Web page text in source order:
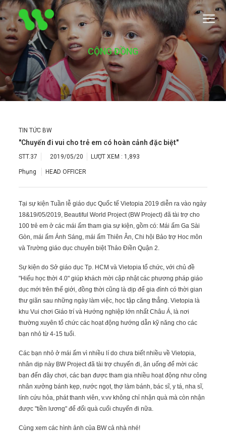
CỘNG ĐỒNG
TIN TỨC BW
"Chuyến đi vui cho trẻ em có hoàn cảnh đặc biệt"
STT.37 2019/05/20 LƯỢT XEM : 1,893
Phụng HEAD OFFICER
Tại sự kiện Tuần lễ giáo dục Quốc tế Vietopia 2019 diễn ra vào ngày
18&19/05/2019, Beautiful World Project (BW Project) đã tài trợ cho
100 trẻ em ở các mái ấm tham gia sự kiện, gồm có: Mái ấm Ga Sài
Gòn, mái ấm Ánh Sáng, mái ấm Thiên Ân, Chi hội Bảo trợ Hoc môn
và Trường giáo dục chuyên biệt Thảo Điền Quận 2.
Sự kiện do Sở giáo dục Tp. HCM và Vietopia tổ chức, với chủ đề
"Hiếu học thời 4.0" giúp khách mời cập nhật các phương pháp giáo
dục mới trên thế giới, đồng thời cũng là dịp để gia đình có thời gian
thư giãn sau những ngày làm việc, học tập căng thẳng.Vietopia là
khu Vui chơi Giáo trí và Hướng nghiệp lớn nhất Châu Á, là nơi
thường xuyên tổ chức các hoạt động hướng dẫn kỹ năng cho các
bạn nhỏ từ 4-15 tuổi.
Các bạn nhỏ ở mái ấm vì nhiều lí do chưa biết nhiều về Vietopia,
nhân dịp này BW Project đã tài trợ chuyến đi, ăn uống để mời các
bạn đến đây chơi, các bạn được tham gia nhiều hoạt động như công
nhân xưởng bánh kẹp, nước ngọt, thợ làm bánh, bác sĩ, y tá, nha sĩ,
lính cứu hỏa, phát thanh viên, v.vv không chỉ nhận quà mà còn nhận
được "tiền lương" để đổi quà cuối chuyến đi nữa.
Cùng xem các hình ảnh của BW cả nhà nhé!